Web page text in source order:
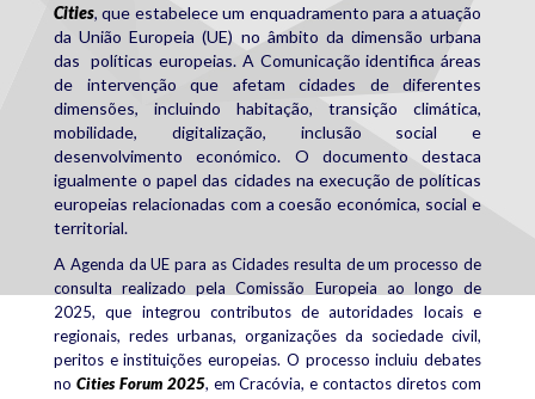
Cities, que estabelece um enquadramento para a atuação
da União Europeia (UE) no âmbito da dimensão urbana
das políticas europeias. A Comunicação identifica áreas
de intervenção que afetam cidades de diferentes
dimensões, incluindo habitação, transição climática,
mobilidade, digitalização, inclusão social e
desenvolvimento económico. O documento destaca
igualmente o papel das cidades na execução de políticas
europeias relacionadas com a coesão económica, social e
territorial.
A Agenda da UE para as Cidades resulta de um processo de
consulta realizado pela Comissão Europeia ao longo de
2025, que integrou contributos de autoridades locais e
regionais, redes urbanas, organizações da sociedade civil,
peritos e instituições europeias. O processo incluiu debates
no Cities Forum 2025, em Cracóvia, e contactos diretos com